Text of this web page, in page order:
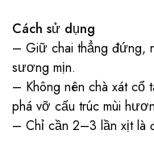
Cách sử dụng
– Giữ chai thẳng đứng,
sương mịn.
– Không nên chà xát cổ
phá vỡ cấu trúc mùi
– Chỉ cần 2–3 lần xịt là